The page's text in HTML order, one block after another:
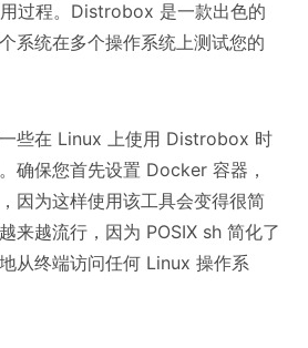
过程。Distrobox 是一款出色的
系统在多个操作系统上测试您的
些在 Linux 上使用 Distrobox 时
确保您首先设置 Docker 容器，
因为这样使用该工具会变得很简
来越流行，因为 POSIX sh 简化了
从终端访问任何 Linux 操作系